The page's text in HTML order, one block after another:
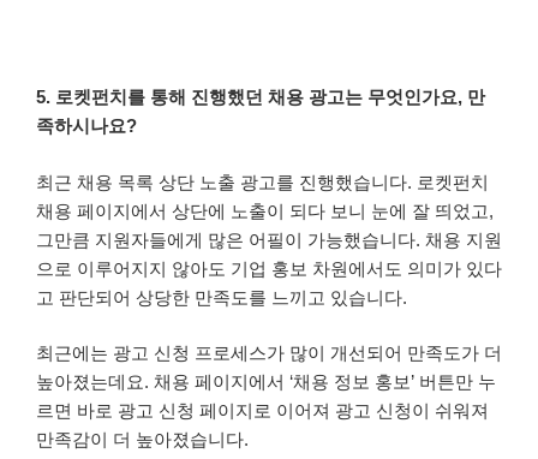
5. 로켓펀치를 통해 진행했던 채용 광고는 무엇인가요, 만
족하시나요?
최근 채용 목록 상단 노출 광고를 진행했습니다. 로켓펀치
채용 페이지에서 상단에 노출이 되다 보니 눈에 잘 띄었고,
그만큼 지원자들에게 많은 어필이 가능했습니다. 채용 지원
으로 이루어지지 않아도 기업 홍보 차원에서도 의미가 있다
고 판단되어 상당한 만족도를 느끼고 있습니다.
최근에는 광고 신청 프로세스가 많이 개선되어 만족도가 더
높아졌는데요. 채용 페이지에서 ‘채용 정보 홍보’ 버튼만 누
르면 바로 광고 신청 페이지로 이어져 광고 신청이 쉬워져
만족감이 더 높아졌습니다.